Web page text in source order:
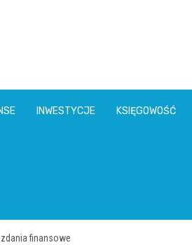
INWESTYCJE KSIĘGOWOŚĆ
finansowe